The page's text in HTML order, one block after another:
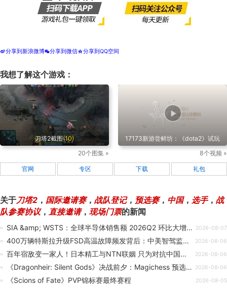
t分享到新浪微博w分享到微信z分享到QQ空间
我想了解这个游戏：
刀塔2截图(10)
20个图集 »
17173新游尝鲜坊：《dota2》试玩
8个视频 »
官网 专区 下载 礼包
关于刀塔2 ， 国际邀请赛， 战队登记， 预选赛， 中国， 选手， 战
队参赛协议， 直接邀请， 现场门票的新闻
SIA &amp; WSTS：全球半导体销售额 2026Q2 环比大增 35.1% 至 4033 亿美元 2026-08-07
400万辆特斯拉升级FSD高温故障频发背后：中美智驾监管存根本差异 2026-08-06
百年宿敌变一家人！日本精工与NTN联姻 只为对抗中国价格战 2026-08-06
《Dragonheir: Silent Gods》决战前夕：Magichess 预选赛高光集锦 ⚔️ 2026-08-06
《Scions of Fate》PVP锦标赛最终赛程 2026-08-05